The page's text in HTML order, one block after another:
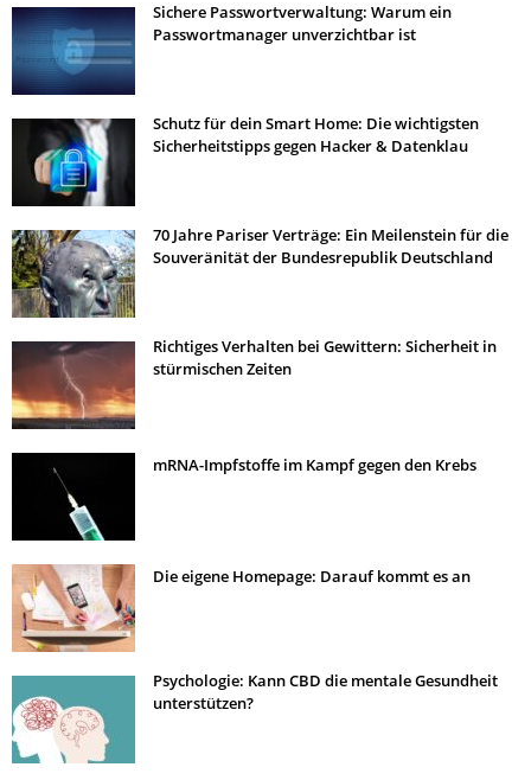
Sichere Passwortverwaltung: Warum ein
Passwortmanager unverzichtbar ist
Schutz für dein Smart Home: Die wichtigsten
Sicherheitstipps gegen Hacker & Datenklau
70 Jahre Pariser Verträge: Ein Meilenstein für die
Souveränität der Bundesrepublik Deutschland
Richtiges Verhalten bei Gewittern: Sicherheit in
stürmischen Zeiten
mRNA-Impfstoffe im Kampf gegen den Krebs
Die eigene Homepage: Darauf kommt es an
Psychologie: Kann CBD die mentale Gesundheit
unterstützen?